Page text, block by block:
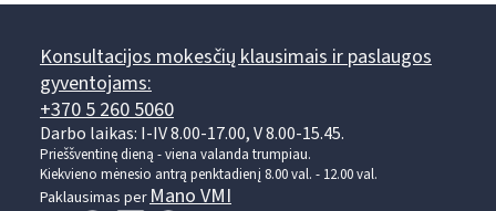
Konsultacijos mokesčių klausimais ir paslaugos
gyventojams:
+370 5 260 5060
Darbo laikas: I-IV 8.00-17.00, V 8.00-15.45.
Prieššventinę dieną - viena valanda trumpiau.
Kiekvieno mėnesio antrą penktadienį 8.00 val. - 12.00 val.
Paklausimas per Mano VMI